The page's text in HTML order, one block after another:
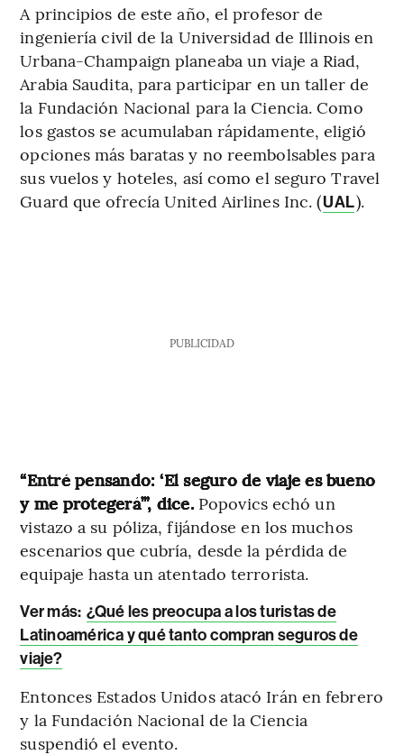
A principios de este año, el profesor de
ingeniería civil de la Universidad de Illinois en
Urbana-Champaign planeaba un viaje a Riad,
Arabia Saudita, para participar en un taller de
la Fundación Nacional para la Ciencia. Como
los gastos se acumulaban rápidamente, eligió
opciones más baratas y no reembolsables para
sus vuelos y hoteles, así como el seguro Travel
Guard que ofrecía United Airlines Inc. (UAL).
PUBLICIDAD
“Entré pensando: ‘El seguro de viaje es bueno
y me protegerá’”, dice.Popovics echó un
vistazo a su póliza, fijándose en los muchos
escenarios que cubría, desde la pérdida de
equipaje hasta un atentado terrorista.
Ver más: ¿Qué les preocupa a los turistas de
Latinoamérica y qué tanto compran seguros de
viaje?
Entonces Estados Unidos atacó Irán en febrero
y la Fundación Nacional de la Ciencia
suspendió el evento.